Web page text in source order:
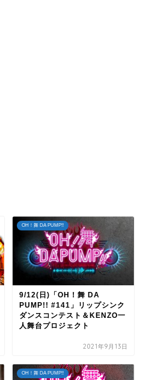
OH！舞 DA PUMP!!
9/12(日)「OH！舞 DA
PUMP!! #141」リップシンク
ダンスコンテスト＆KENZO一
人舞台プロジェクト
2021年9月13日
OH！舞 DA PUMP!!